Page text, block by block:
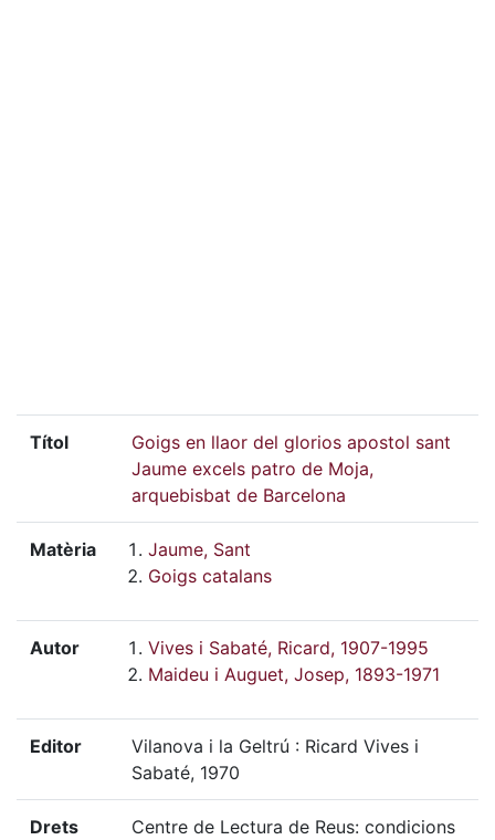
Títol
Goigs en llaor del glorios apostol sant
Jaume excels patro de Moja,
arquebisbat de Barcelona
Matèria
Jaume, Sant
Goigs catalans
Autor
Vives i Sabaté, Ricard, 1907-1995
Maideu i Auguet, Josep, 1893-1971
Editor
Vilanova i la Geltrú : Ricard Vives i
Sabaté, 1970
Drets
Centre de Lectura de Reus: condicions